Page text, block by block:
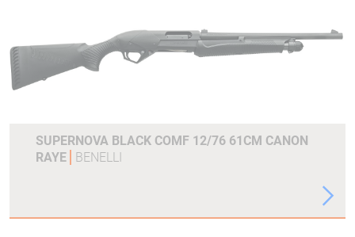
SUPERNOVA BLACK COMF 12/76 61CM CANON
RAYE
BENELLI